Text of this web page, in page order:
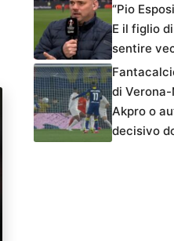
“Pio
E il figlio
sentire
di
Akpro o
decisivo